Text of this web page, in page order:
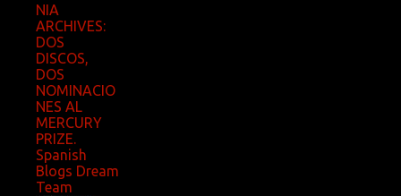
NIA
ARCHIVES:
DOS
DISCOS,
DOS
NOMINACIO
NES AL
MERCURY
PRIZE.
Spanish
Blogs Dream
Team